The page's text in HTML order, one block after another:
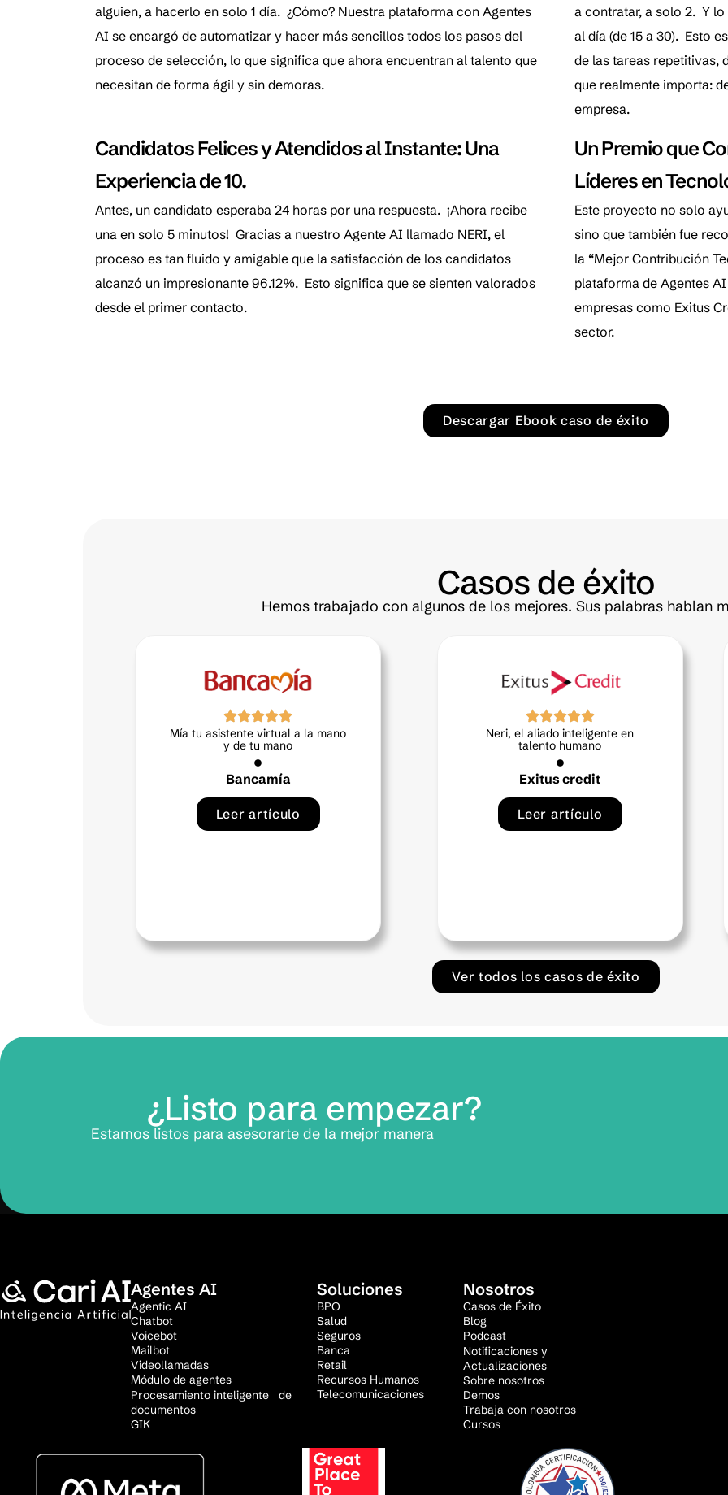
alguien, a hacerlo en solo 1 día. ¿Cómo? Nuestra plataforma con Agentes
AI se encargó de automatizar y hacer más sencillos todos los pasos del
proceso de selección, lo que significa que ahora encuentran al talento que
necesitan de forma ágil y sin demoras.
a contratar, a solo 2. Y
al día (de 15 a 30). Esto
de las tareas repetitivas,
que realmente importa:
empresa.
Candidatos Felices y Atendidos al Instante: Una
Experiencia de 10.
Antes, un candidato esperaba 24 horas por una respuesta. ¡Ahora recibe
una en solo 5 minutos! Gracias a nuestro Agente AI llamado NERI, el
proceso es tan fluido y amigable que la satisfacción de los candidatos
alcanzó un impresionante 96.12%. Esto significa que se sienten valorados
desde el primer contacto.
Un Premio que
Líderes en
Este proyecto no solo
sino que también fue
la “Mejor Contribución
plataforma de Agentes
empresas como Exitus
sector.
Descargar Ebook caso de éxito
Casos de éxito
Hemos trabajado con algunos de los mejores. Sus palabras hablan
Neri, el aliado inteligente en
talento humano
Exitus credit
Leer artículo
Más lealtad, menos esfuerzo,
gracias a la AI
Comex
Leer artículo
Ver todos los casos de éxito
¿Listo para empezar?
Estamos listos para asesorarte de la mejor manera
Agentes AI
Agentic AI
Chatbot
Voicebot
Mailbot
Videollamadas
Módulo de agentes
Procesamiento inteligente de
documentos
GIK
Soluciones
BPO
Salud
Seguros
Banca
Retail
Recursos Humanos
Telecomunicaciones
Nosotros
Casos de Éxito
Blog
Podcast
Notificaciones y
Actualizaciones
Sobre nosotros
Demos
Trabaja con nosotros
Cursos